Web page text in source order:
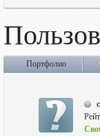
Портфолио